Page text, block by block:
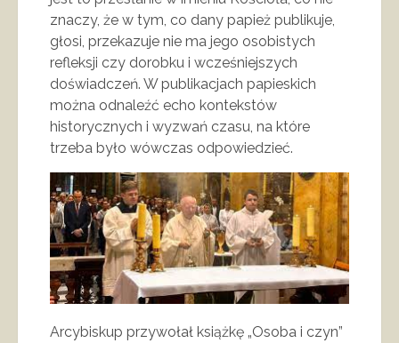
znaczy, że w tym, co dany papież publikuje,
głosi, przekazuje nie ma jego osobistych
refleksji czy dorobku i wcześniejszych
doświadczeń. W publikacjach papieskich
można odnaleźć echo kontekstów
historycznych i wyzwań czasu, na które
trzeba było wówczas odpowiedzieć.
Arcybiskup przywołał książkę „Osoba i czyn”